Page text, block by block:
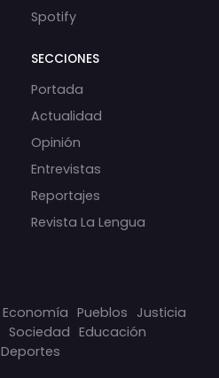
Spotify
SECCIONES
Portada
Actualidad
Opinión
Entrevistas
Reportajes
Revista La Lengua
Economía Pueblos Justicia
Sociedad Educación
Deportes